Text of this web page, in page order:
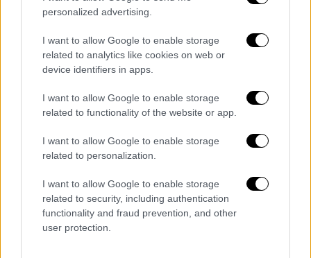
personalized advertising.
I want to allow Google to enable storage
related to analytics like cookies on web or
device identifiers in apps.
I want to allow Google to enable storage
related to functionality of the website or app.
I want to allow Google to enable storage
related to personalization.
I want to allow Google to enable storage
related to security, including authentication
functionality and fraud prevention, and other
user protection.
αναμονής, καθώς η εξυπηρέτηση τους
παρουσιάζει εδώ και χρόνια σοβαρότατα
προβλήματα.
Σε ό,τι αφορά στη διανομή των ακριβών
φαρμάκων μέσα από τα ιδιωτικά φαρμακεία
της γειτονιάς, το κόστος θα ανέλθει
ετησίως στα 15 εκατομμύρια ευρώ, καθώς
έχει συμφωνηθεί μεταξύ των εκπροσώπων
των φαρμακοποιών και της ηγεσίας στο
υπουργείο υγείας, να αμείβονται με 20€ ανά
σκεύασμα.
Το ποσό των 15 εκατομμυρίων ευρώ